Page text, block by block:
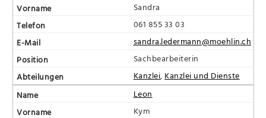
Sandra
061 855 33 03
sandra.ledermann@moehlin.ch
Sachbearbeiterin
Kanzlei, Kanzlei und Dienste
Leon
Kym